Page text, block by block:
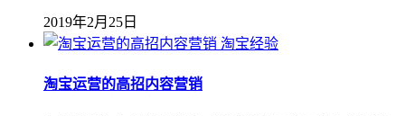
2019年2月25日
淘宝经验
淘宝运营的高招内容营销